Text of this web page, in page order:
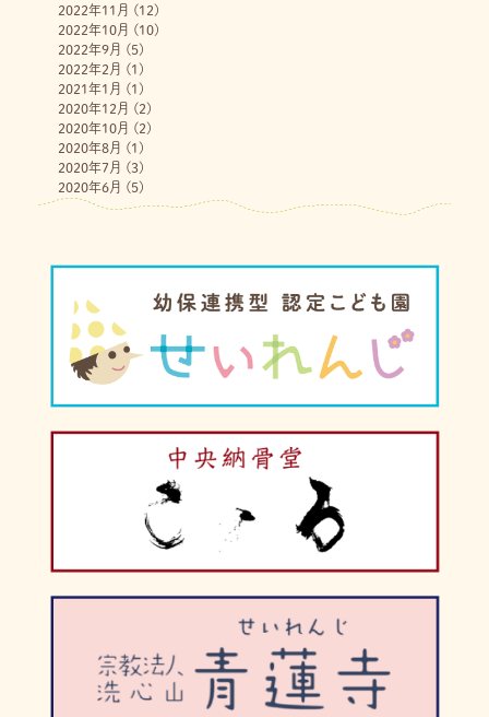
2022年11月 (12)
2022年10月 (10)
2022年9月 (5)
2022年2月 (1)
2021年1月 (1)
2020年12月 (2)
2020年10月 (2)
2020年8月 (1)
2020年7月 (3)
2020年6月 (5)